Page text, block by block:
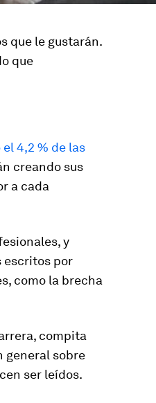
que le gustarán.
que
4,2 % de las
creando sus
a cada
y
escritos por
como la brecha
compita
general sobre
ser leídos.